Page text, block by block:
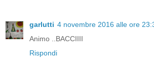
garlutti 4 novembre 2016 alle ore
Animo ..BACCIIII
Rispondi